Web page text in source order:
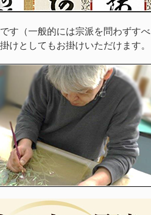
す（一般的には宗派を問わずすべ
けとしてもお掛けいただけます。